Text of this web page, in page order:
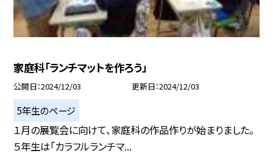
家庭科「ランチマットを作ろう」
公開日 2024/12/03 更新日 2024/12/03
5年生のページ
１月の展覧会に向けて、家庭科の作品作りが始まりました。
５年生は「カラフルランチマ...